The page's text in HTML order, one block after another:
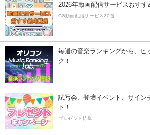
2026年動画配信サービスおすす
CS動画配信サービス20選
毎週の音楽ランキングから、ヒ
ク！
試写会、登壇イベント、サイン
ト！
プレゼント特集